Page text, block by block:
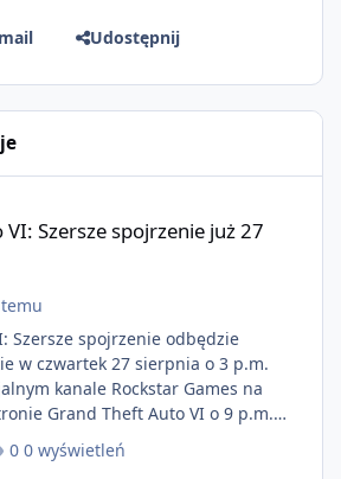
Udostępnij
Szersze spojrzenie już 27
Szersze spojrzenie odbędzie
w czwartek 27 sierpnia o 3 p.m.
kanale Rockstar Games na
Grand Theft Auto VI o 9 p.m.
19 listopada na PlayStation 5
0 wyświetleń